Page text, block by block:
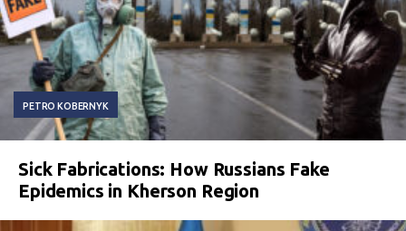
PETRO KOBERNYK
Sick Fabrications: How Russians Fake
Epidemics in Kherson Region